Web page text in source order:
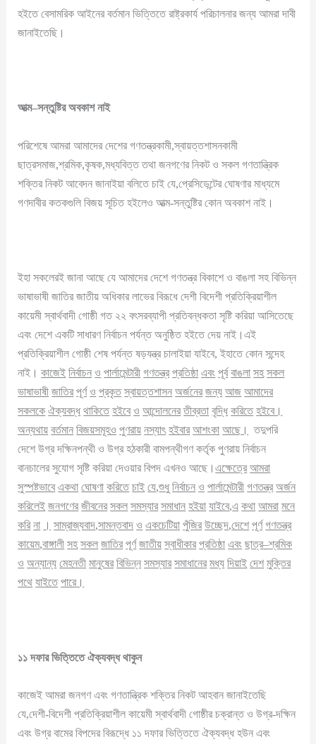
হইতে বেসামরিক আইনের বর্তমান ভিত্তিতে রাষ্ট্রকার্য পরিচালনার জন্য আমরা দাবী
জানাইতেছি।
আত্ম–সন্তুষ্টির অবকাশ নাই
পরিশেষে আমরা আমাদের দেশের গণতন্ত্রকামী,স্বায়ত্তশাসনকামী
ছাত্রসমাজ,শ্রমিক,কৃষক,মধ্যবিত্ত তথা জনগণের নিকট ও সকল গণতান্ত্রিক
শক্তির নিকট আবেদন জানাইয়া বলিতে চাই যে,প্রেসিডেন্টের ঘোষণার মাধ্যমে
গণদাবীর কতকগুলি বিজয় সূচিত হইলেও আত্ম-সন্তুষ্টির কোন অবকাশ নাই।
ইহা সকলেরই জানা আছে যে আমাদের দেশে গণতন্ত্র বিকাশে ও বাঙলা সহ বিভিন্ন
ভাষাভাষী জাতির জাতীয় অধিকার লাভের বিরূধে দেশী বিদেশী প্রতিক্রিয়াশীল
কায়েমী স্বার্থবাদী গোষ্ঠী গত ২২ বৎসরব্যাপী প্রতিবন্ধকতা সৃষ্টি করিয়া আসিতেছে
এবং দেশে একটি সাধারণ নির্বাচন পর্যন্ত অনুষ্ঠিত হইতে দেয় নাই।এই
প্রতিক্রিয়াশীল গোষ্ঠী শেষ পর্যন্ত ষড়যন্ত্র চালাইয়া যাইবে, ইহাতে কোন সন্দেহ
নাই।কাজেই নির্বাচন ও পার্লামেন্টারী গণতন্ত্র প্রতিষ্ঠা এবং পূর্ব বাঙলা সহ সকল
ভাষাভাষী জাতির পূর্ণ ও প্রকৃত স্বায়ত্তশাসন অর্জনের জন্য আজ আমাদের
সকলকে ঐক্যবদ্ধ থাকিতে হইবে ও আন্দোলনের তীব্রতা বৃদ্ধি করিতে হইবে।
অন্যথায় বর্তমান বিজয়সমূহও পুণরায় নস্যাৎ হইবার আশংকা আছে । তদুপরি
দেশে উগ্র দক্ষিনপন্থী ও উগ্র হঠকারী বামপন্থীগণ কর্তৃক পুণরায় নির্বাচন
বানচালের সুযোগ সৃষ্টি করিয়া দেওয়ার বিপদ এখনও আছে।এক্ষেত্রে আমরা
সুস্পষ্টভাবে একথা ঘোষণা করিতে চাই যে,শুধু নির্বাচন ও পার্লামেন্টারী গণতন্ত্র অর্জন
করিলেই জনগণের জীবনের সকল সমস্যার সমাধান হইয়া যাইবে,এ কথা আমরা মনে
করি না । সাম্রাজ্যবাদ,সামন্তবাদ ও একচেটিয়া পুঁজির উচ্ছেদ,দেশে পূর্ণ গণতন্ত্র
কায়েম,বাঙ্গালী সহ সকল জাতির পূর্ণ জাতীয় স্বাধীকার প্রতিষ্ঠা এবং ছাত্র–শ্রমিক
ও অন্যান্য মেহনতী মানুষের বিভিন্ন সমস্যার সমাধানের মধ্য দিয়াই দেশ মুক্তির
পথে যাইতে পারে।
১১ দফার ভিত্তিতে ঐক্যবদ্ধ থাকুন
কাজেই আমরা জনগণ এবং গণতান্ত্রিক শক্তির নিকট আহবান জানাইতেছি
যে,দেশী-বিদেশী প্রতিক্রিয়াশীল কায়েমী স্বার্থবাদী গোষ্ঠীর চক্রান্ত ও উগ্র-দক্ষিন
এবং উগ্র বামের বিপদের বিরূদ্ধে ১১ দফার ভিত্তিতে ঐক্যবদ্ধ হউন এবং